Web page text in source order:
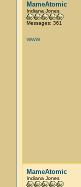
MameAtomic
Indiana Jones
Messages: 361
WWW
MameAtomic
Indiana Jones